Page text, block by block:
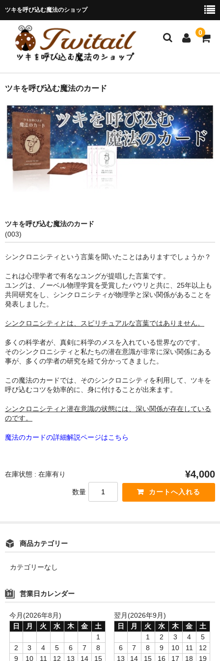
ツキを呼び込む魔法のショップ
0
ホーム
ツイテールとは
セッションメニュー
パーソナルセッション
各種セミナー&WS開催日程
氣の學校
ツキを呼び込む魔法のカード
ツキを呼び込む魔法のカード
(003)
シンクロニシティという言葉を聞いたことはありますでしょうか？
これは心理学者で有名なユングが提唱した言葉です。
ユングは、ノーベル物理学賞を受賞したパウリと共に、25年以上も
共同研究をし、シンクロニシティが物理学と深い関係があることを
発表しました。
シンクロニシティとは、スピリチュアルな言葉ではありません。
多くの科学者が、真剣に科学のメスを入れている世界なのです。
そのシンクロニシティと私たちの潜在意識が非常に深い関係にある
事が、多くの学者の研究を経て分かってきました。
この魔法のカードでは、そのシンクロニシティを利用して、ツキを
呼び込むコツを効率的に、身に付けることが出来ます。
シンクロニシティと潜在意識の状態には、深い関係が存在している
のです。
魔法のカードの詳細解説ページはこちら
在庫状態 : 在庫有り ¥4,000
数量
商品カテゴリー
カテゴリーなし
営業日カレンダー
今月(2026年8月)
日
月 火 水 木 金
土
1
2
3 4 5 6 7
8
9
10 11 12 13 14 15
翌月(2026年9月)
日
月 火 水 木 金
土
1
2 3 4
5
6
7 8 9 10 11
12
13
14 15 16 17 18 19